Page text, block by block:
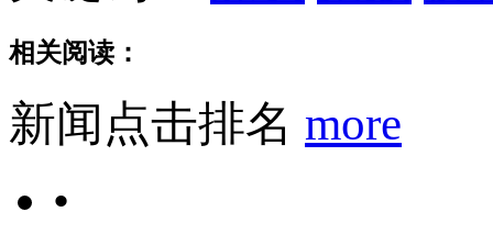
相关阅读：
新闻点击排名 more
•